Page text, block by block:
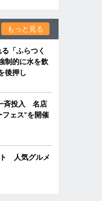
もっと見る
「ふらつく
制的に水を飲
後押し
斉投入 名店
ェス”を開催
ト 人気グルメ